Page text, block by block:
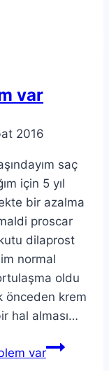
var
2016
saç
için 5 yıl
bir azalma
proscar
dilaprost
normal
oldu
önceden krem
hal alması…
var